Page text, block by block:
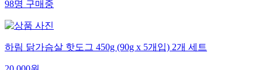
98명구매중
하림 닭가슴살 핫도그 450g (90g x 5개입) 2개 세트